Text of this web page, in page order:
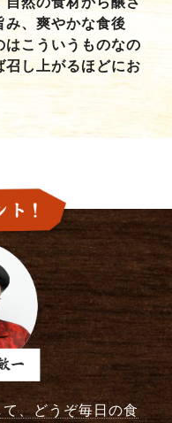
み、爽やかな食後
はこういうものなの
召し上がるほどにお
、どうぞ毎日の食